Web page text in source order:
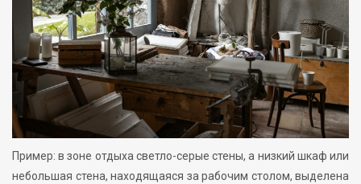
Пример: в зоне отдыха светло-серые стены, а низкий шкаф или
небольшая стена, находящаяся за рабочим столом, выделена